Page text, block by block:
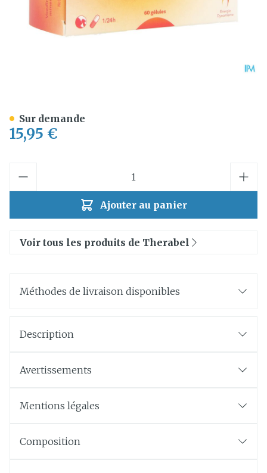
15,95 €
Ajouter au panier
Sur demande
Voir tous les produits de Therabel
Méthodes de livraison disponibles
Description
Avertissements
Mentions légales
Composition